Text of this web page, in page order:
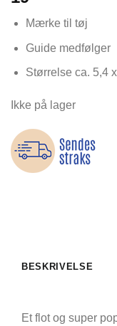
Mærke til tøj
Guide medfølger
Størrelse ca. 5,4
Ikke på lager
BESKRIVELSE
Et flot og super